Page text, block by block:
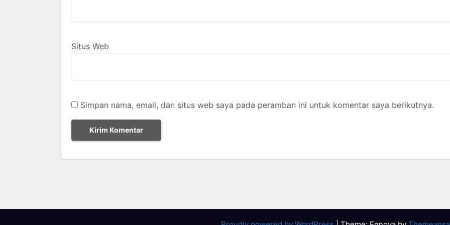
Situs Web
Simpan nama, email, dan situs web saya pada peramban ini untuk komentar saya berikutnya.